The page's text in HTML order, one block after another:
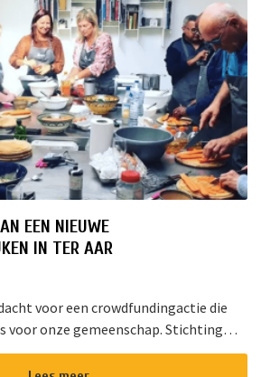
EEN NIEUWE
IN TER AAR
voor een crowdfundingactie die
voor onze gemeenschap. Stichting
samen een multifunctioneel
m...